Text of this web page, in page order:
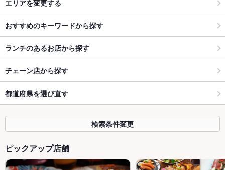
エリアを変更する
おすすめのキーワードから探す
ランチのあるお店から探す
チェーン店から探す
都道府県を選び直す
検索条件変更
ピックアップ店舗